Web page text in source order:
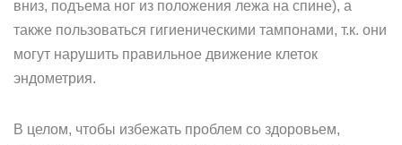
вниз, подъема ног из положения лежа на спине), а
также пользоваться гигиеническими тампонами, т.к. они
могут нарушить правильное движение клеток
эндометрия.
В целом, чтобы избежать проблем со здоровьем,